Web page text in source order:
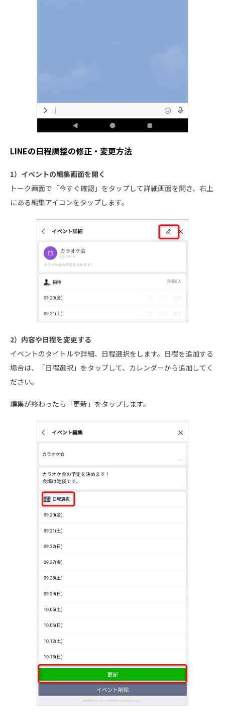
LINEの日程調整の修正・変更方法
1）イベントの編集画面を開く
トーク画面で「今すぐ確認」をタップして詳細画面を開き、右上
にある編集アイコンをタップします。
2）内容や日程を変更する
イベントのタイトルや詳細、日程選択をします。日程を追加する
場合は、「日程選択」をタップして、カレンダーから追加してく
ださい。
編集が終わったら「更新」をタップします。